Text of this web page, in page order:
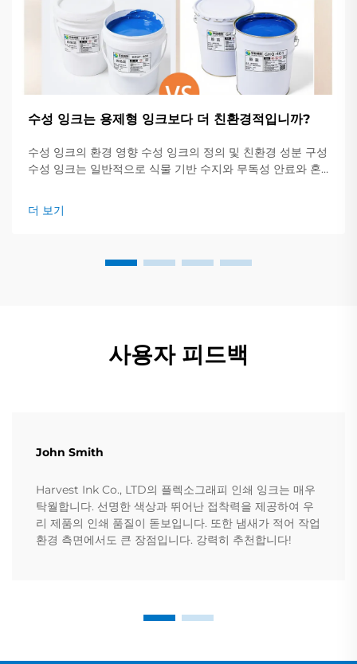
수성 잉크는 용제형 잉크보다 더 친환경적입니까?
수성 잉크의 환경 영향 수성 잉크의 정의 및 친환경 성분 구성
수성 잉크는 일반적으로 식물 기반 수지와 무독성 안료와 혼
더 보기
사용자 피드백
John Smith
Harvest Ink Co., LTD의 플렉소그래피 인쇄 잉크는 매우
탁월합니다. 선명한 색상과 뛰어난 접착력을 제공하여 우
리 제품의 인쇄 품질이 돋보입니다. 또한 냄새가 적어 작업
환경 측면에서도 큰 장점입니다. 강력히 추천합니다!